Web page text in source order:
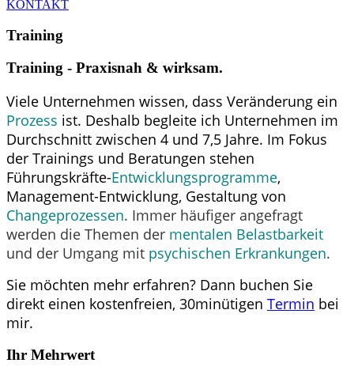
KONTAKT
Training
Training - Praxisnah & wirksam.
Viele Unternehmen wissen, dass Veränderung ein
Prozess ist. Deshalb begleite ich Unternehmen im
Durchschnitt zwischen 4 und 7,5 Jahre. Im Fokus
der Trainings und Beratungen stehen
Führungskräfte-Entwicklungsprogramme,
Management-Entwicklung, Gestaltung von
Changeprozessen. Immer häufiger angefragt
werden die Themen der mentalen Belastbarkeit
und der Umgang mit psychischen Erkrankungen.
Sie möchten mehr erfahren? Dann buchen Sie
direkt einen kostenfreien, 30minütigen Termin bei
mir.
Ihr Mehrwert